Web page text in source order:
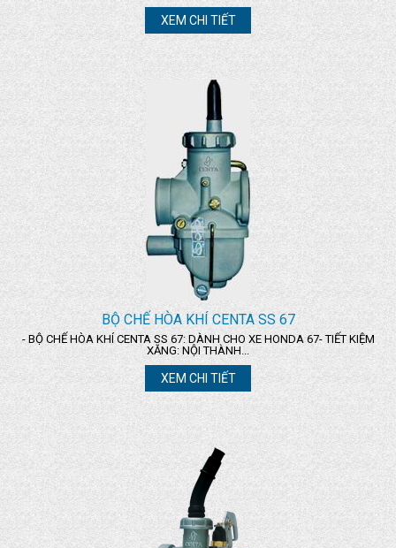
XEM CHI TIẾT
BỘ CHẾ HÒA KHÍ CENTA SS 67
- BỘ CHẾ HÒA KHÍ CENTA SS 67: DÀNH CHO XE HONDA 67- TIẾT KIỆM
XĂNG: NỘI THÀNH...
XEM CHI TIẾT